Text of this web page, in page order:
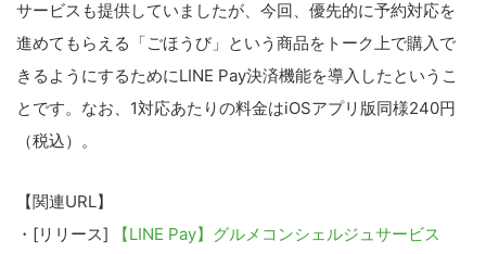
サービスも提供していましたが、今回、優先的に予約対応を
進めてもらえる「ごほうび」という商品をトーク上で購入で
きるようにするためにLINE Pay決済機能を導入したというこ
とです。なお、1対応あたりの料金はiOSアプリ版同様240円
（税込）。
【関連URL】
・[リリース]
【LINE Pay】グルメコンシェルジュサービス